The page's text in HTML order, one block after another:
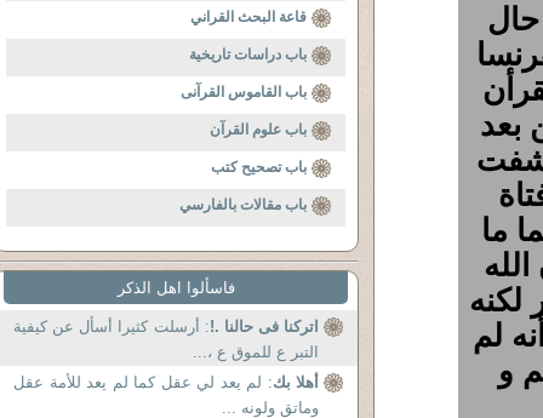
العمر19عاما حال
بعد
ما
لم
و
قاعة البحث القراني
باب دراسات تاريخية
باب القاموس القرآنى
باب علوم القرآن
باب تصحيح كتب
باب مقالات بالفارسي
فاسألوا اهل الذكر
اتركنا فى حالنا .!: أرسلت كثيرا أسأل عن كيفية
التبر ع للموق ع ،...
أهلا بك: لم يعد لي عقل كما لم يعد للأمة عقل
وماتق ولونه ...